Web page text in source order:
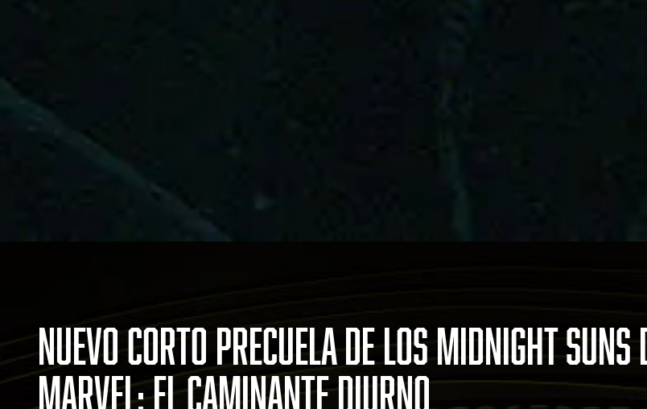
NUEVO CORTO PRECUELA DE LOS MIDNIGHT SUNS
MARVEL: EL CAMINANTE DIURNO